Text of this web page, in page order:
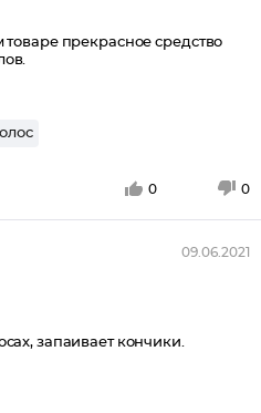
прекрасное средство
0 0
09.06.2021
запаивает кончики.